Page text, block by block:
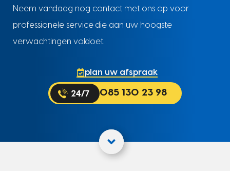
Neem vandaag nog contact met ons op voor
professionele service die aan uw hoogste
verwachtingen voldoet.
plan uw afspraak
085 130 23 98